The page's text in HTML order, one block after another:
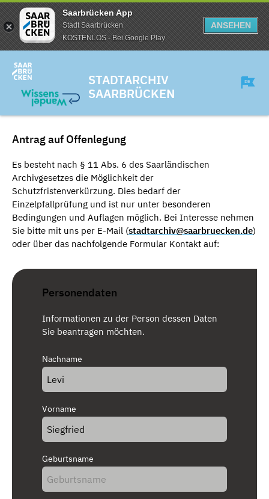
Saarbrücken App
Stadt Saarbrücken
KOSTENLOS - Bei Google Play
ANSEHEN
STADTARCHIV
SAARBRÜCKEN
Antrag auf Offenlegung
Es besteht nach § 11 Abs. 6 des Saarländischen
Archivgesetzes die Möglichkeit der
Schutzfristenverkürzung. Dies bedarf der
Einzelpfallprüfung und ist nur unter besonderen
Bedingungen und Auflagen möglich. Bei Interesse nehmen
Sie bitte mit uns per E-Mail (stadtarchiv@saarbruecken.de)
oder über das nachfolgende Formular Kontakt auf:
Personendaten
Informationen zu der Person dessen Daten
Sie beantragen möchten.
Nachname
Vorname
Geburtsname